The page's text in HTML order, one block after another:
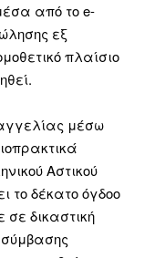
από το e-
εξ
πλαίσιο
μέσω
Αστικού
το δέκατο όγδοο
σε δικαστική